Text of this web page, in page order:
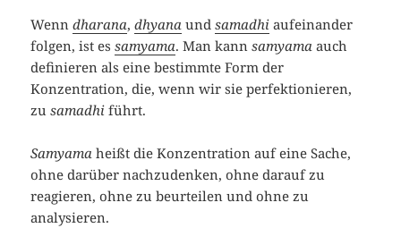
Wenndharana,dhyana undsamadhi aufeinander
folgen, ist essamyama. Man kannsamyama auch
definieren als eine bestimmte Form der
Konzentration, die, wenn wir sie perfektionieren,
zusamadhi führt.
Samyama heißt die Konzentration auf eine Sache,
ohne darüber nachzudenken, ohne darauf zu
reagieren, ohne zu beurteilen und ohne zu
analysieren.